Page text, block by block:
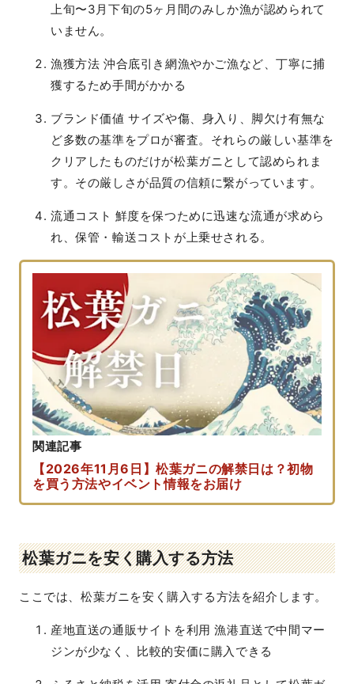
上旬〜3月下旬の5ヶ月間のみしか漁が認められて
いません。
漁獲方法 沖合底引き網漁やかご漁など、丁寧に捕
獲するため手間がかかる
ブランド価値 サイズや傷、身入り、脚欠け有無な
ど多数の基準をプロが審査。それらの厳しい基準を
クリアしたものだけが松葉ガニとして認められま
す。その厳しさが品質の信頼に繋がっています。
流通コスト 鮮度を保つために迅速な流通が求めら
れ、保管・輸送コストが上乗せされる。
関連記事
【2026年11月6日】松葉ガニの解禁日は？初物
を買う方法やイベント情報をお届け
松葉ガニを安く購入する方法
ここでは、松葉ガニを安く購入する方法を紹介します。
産地直送の通販サイトを利用 漁港直送で中間マー
ジンが少なく、比較的安価に購入できる